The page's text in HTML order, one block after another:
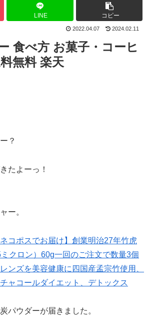
LINE コピー
2022.04.07 2024.02.11
食べ方 お菓子・コーヒ
無料 楽天
？
たよーっ！
ー。
コポスでお届け】創業明治27年竹虎
クロン）60g一回のご注文で数量3個
ンズを美容健康に四国産孟宗竹使用、
ャコールダイエット、デトックス
パウダーが届きました。